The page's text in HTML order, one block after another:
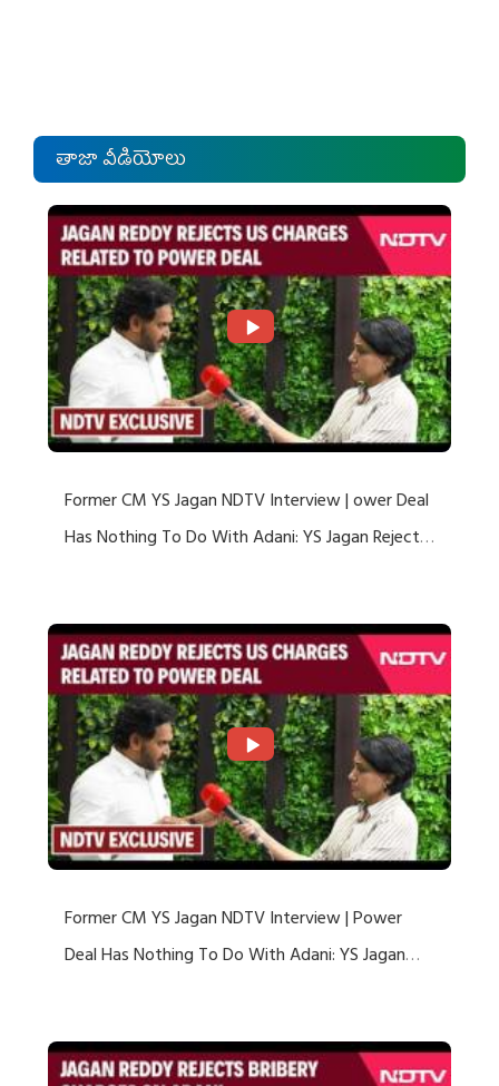
తాజా వీడియోలు
Former CM YS Jagan NDTV Interview | ower Deal
Has Nothing To Do With Adani: YS Jagan Rejects
Former CM YS Jagan NDTV Interview | Power
Deal Has Nothing To Do With Adani: YS Jagan